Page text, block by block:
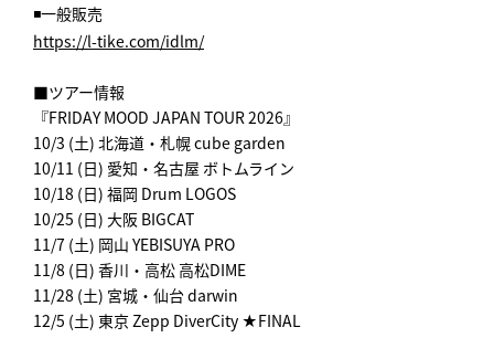
◾️一般販売
https://l-tike.com/idlm/
■ツアー情報
『FRIDAY MOOD JAPAN TOUR 2026』
10/3 (土) 北海道・札幌 cube garden
10/11 (日) 愛知・名古屋 ボトムライン
10/18 (日) 福岡 Drum LOGOS
10/25 (日) 大阪 BIGCAT
11/7 (土) 岡山 YEBISUYA PRO
11/8 (日) 香川・高松 高松DIME
11/28 (土) 宮城・仙台 darwin
12/5 (土) 東京 Zepp DiverCity ★FINAL